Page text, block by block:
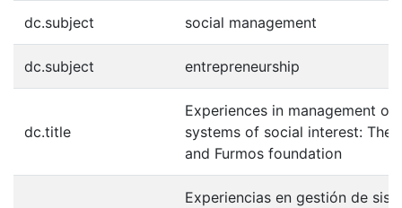
dc.subject social management
dc.subject entrepreneurship
dc.title
Experiences in management
systems of social interest: The
and Furmos foundation
Experiencias en gestión de